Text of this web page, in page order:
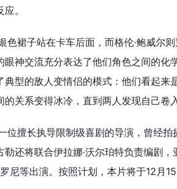
。
色裙子站在卡车后面，而格伦·鲍威尔
眼神交流充分表达了他们角色之间的化
典型的敌人变情侣的模式：他们看起来
关系变得冰冷，直到两人发现自己卷
位擅长执导限制级喜剧的导演，曾经
还将联合伊拉娜·沃尔珀特负责编剧，
尼等出演。按照计划，本片将于12月15